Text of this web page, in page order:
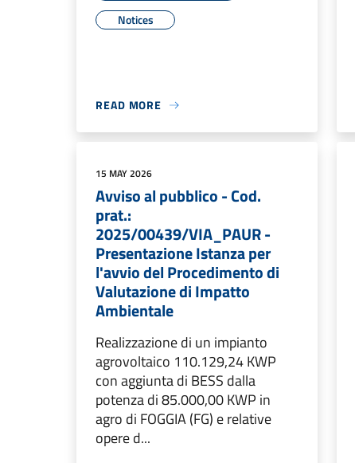
Notices
READ MORE
15 MAY 2026
Avviso al pubblico - Cod.
prat.:
2025/00439/VIA_PAUR -
Presentazione Istanza per
l'avvio del Procedimento di
Valutazione di Impatto
Ambientale
Realizzazione di un impianto
agrovoltaico 110.129,24 KWP
con aggiunta di BESS dalla
potenza di 85.000,00 KWP in
agro di FOGGIA (FG) e relative
opere d...